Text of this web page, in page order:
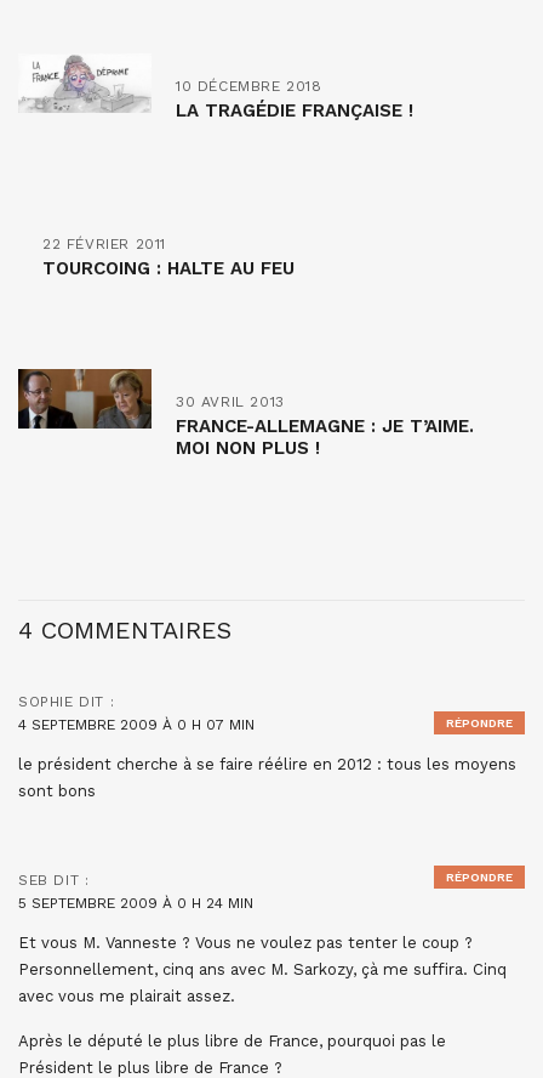
10 DÉCEMBRE 2018
LA TRAGÉDIE FRANÇAISE !
22 FÉVRIER 2011
TOURCOING : HALTE AU FEU
30 AVRIL 2013
FRANCE-ALLEMAGNE : JE T’AIME.
MOI NON PLUS !
4 COMMENTAIRES
SOPHIE DIT :
4 SEPTEMBRE 2009 À 0 H 07 MIN
le président cherche à se faire réélire en 2012 : tous les moyens
sont bons
RÉPONDRE
SEB DIT :
5 SEPTEMBRE 2009 À 0 H 24 MIN
Et vous M. Vanneste ? Vous ne voulez pas tenter le coup ?
Personnellement, cinq ans avec M. Sarkozy, çà me suffira. Cinq
avec vous me plairait assez.
Après le député le plus libre de France, pourquoi pas le
Président le plus libre de France ?
RÉPONDRE